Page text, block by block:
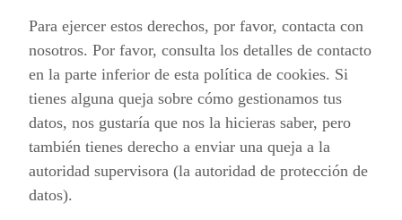
Para ejercer estos derechos, por favor, contacta con
nosotros. Por favor, consulta los detalles de contacto
en la parte inferior de esta política de cookies. Si
tienes alguna queja sobre cómo gestionamos tus
datos, nos gustaría que nos la hicieras saber, pero
también tienes derecho a enviar una queja a la
autoridad supervisora (la autoridad de protección de
datos).